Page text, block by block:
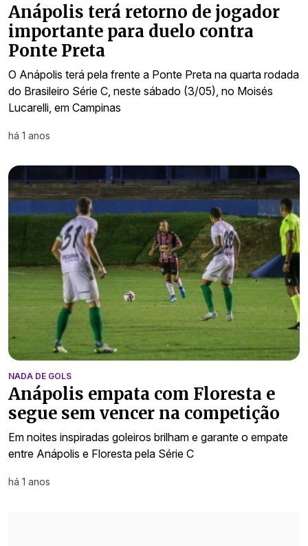
Anápolis terá retorno de jogador
importante para duelo contra
Ponte Preta
O Anápolis terá pela frente a Ponte Preta na quarta rodada
do Brasileiro Série C, neste sábado (3/05), no Moisés
Lucarelli, em Campinas
há 1 anos
NADA DE GOLS
Anápolis empata com Floresta e
segue sem vencer na competição
Em noites inspiradas goleiros brilham e garante o empate
entre Anápolis e Floresta pela Série C
há 1 anos